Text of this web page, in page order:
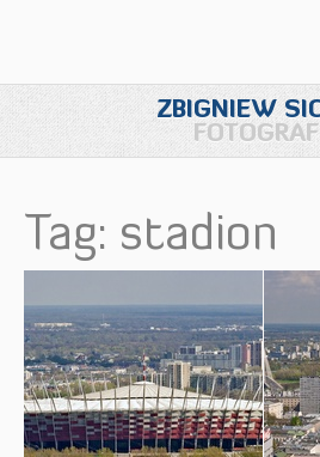
ZBIGNIEW
Tag: stadion